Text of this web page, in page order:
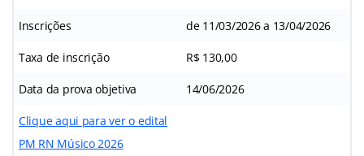
Inscrições de 11/03/2026 a 13/04/2026
Taxa de inscrição R$ 130,00
Data da prova objetiva 14/06/2026
Clique aqui para ver o edital
PM RN Músico 2026